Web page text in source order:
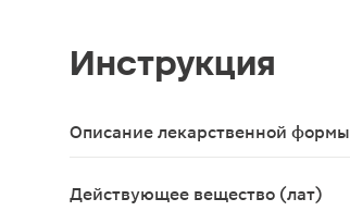
Инструкция
Описание лекарственной формы
Действующее вещество (лат)